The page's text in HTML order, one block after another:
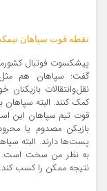
نقطه قوت سپاهان
پیشکسوت فوتبال
گفت: سپاهان هم
نقل‌وانتقالات
کمک کنند. البته
قوت تیم سپاهان این
بازیکن مصدوم یا
پست‌ها دارند. البته
به نظر من سخت است.
نتیجه ممکن را کسب کند./